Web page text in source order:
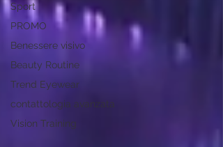
Sport
PROMO
Benessere visivo
Beauty Routine
Trend Eyewear
contattologia avanzata
Vision Training